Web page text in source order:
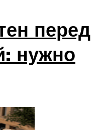
перед
нужно